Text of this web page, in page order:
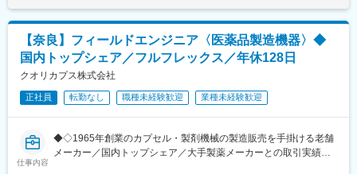
した生活を提供すると共にご家族の気持ちになって、親身にお世
話を致します。求める人物像は「自律型感動人間」。お客様と働
く仲間に感謝と感動の気持ちを持って接し、自身で考える事で人
間的成長を求め続けます。
変更の範囲：会社の定める業務
「セミオーダーメイド方式」を採用しており、お客様ニーズに応
える新製品開発を行えることが同社の強みです。
そのため、フィールドエンジニア業務においても、機械構造の理
ら仕組みを把握し、業務を進めることで、技術的なスキルアップ
が可能です。
■入社後の流れ
入社後は現場先輩社員のOJT(半年～1年間)のもと、少しづつ同社
【奈良】フィールドエンジニア〈医薬品製造機器〉◆
国内トップシェア／フルフレックス／年休128日
クオリカプス株式会社
正社員 転勤なし 職種未経験歓迎 業種未経験歓迎
仕事内容
◆◇1965年創業のカプセル・製剤機械の製造販売を手掛ける老舗
メーカー／国内トップシェア／大手製薬メーカーとの取引実績多